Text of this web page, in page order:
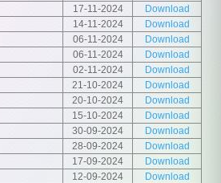
17-11-2024
Download
14-11-2024
Download
06-11-2024
Download
06-11-2024
Download
02-11-2024
Download
21-10-2024
Download
20-10-2024
Download
15-10-2024
Download
30-09-2024
Download
28-09-2024
Download
17-09-2024
Download
12-09-2024
Download